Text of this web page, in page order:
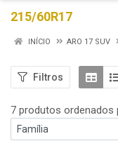
215/60R17
INÍCIO ARO 17 SUV
Filtros
7 produtos ordenados